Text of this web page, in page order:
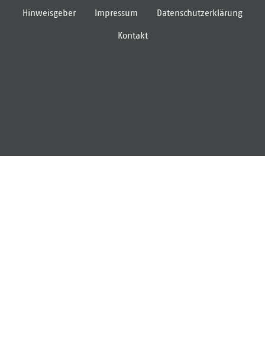
Hinweisgeber Impressum Datenschutzerklärung
Kontakt